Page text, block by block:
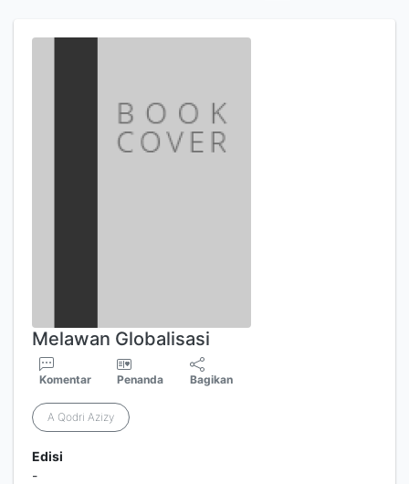
Melawan Globalisasi
Komentar Penanda Bagikan
A Qodri Azizy
Edisi
-